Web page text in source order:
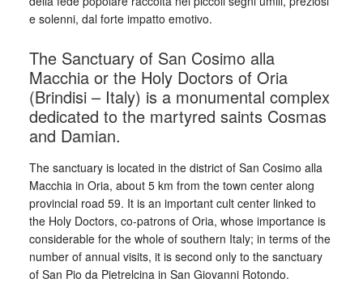
e solenni, dal forte impatto emotivo.
The Sanctuary of San Cosimo alla
Macchia or the Holy Doctors of Oria
(Brindisi – Italy) is a monumental complex
dedicated to the martyred saints Cosmas
and Damian.
The sanctuary is located in the district of San Cosimo alla
Macchia in Oria, about 5 km from the town center along
provincial road 59. It is an important cult center linked to
the Holy Doctors, co-patrons of Oria, whose importance is
considerable for the whole of southern Italy; in terms of the
number of annual visits, it is second only to the sanctuary
of San Pio da Pietrelcina in San Giovanni Rotondo.